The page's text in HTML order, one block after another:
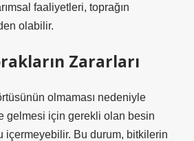
faaliyetleri, toprağın
olabilir.
Zararları
olmaması nedeniyle
gelmesi için gerekli olan besin
içermeyebilir. Bu durum, bitkilerin